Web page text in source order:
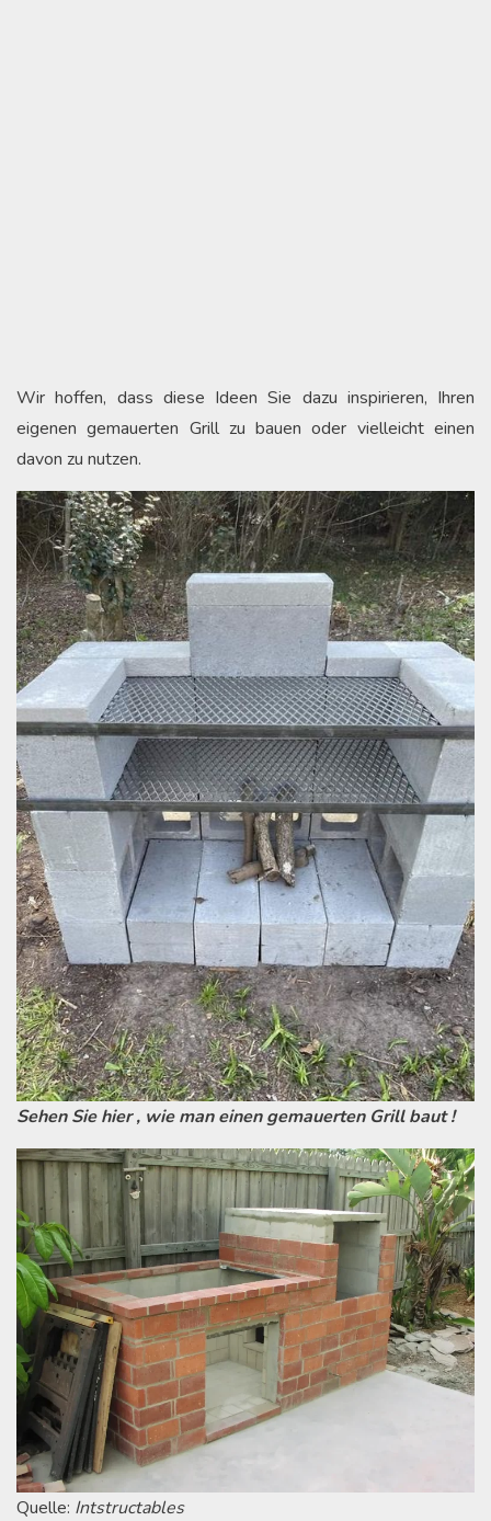
Wir hoffen, dass diese Ideen Sie dazu inspirieren, Ihren
eigenen gemauerten Grill zu bauen oder vielleicht einen
davon zu nutzen.
Sehen Sie hier , wie man einen gemauerten Grill baut !
Quelle: Intstructables